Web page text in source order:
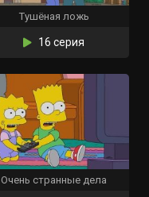
Тушёная ложь
16 серия
Очень странные дела